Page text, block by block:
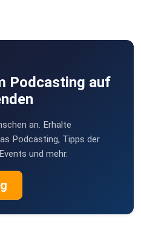
Podcasting auf
an. Erhalte
Podcasting, Tipps der
und mehr.